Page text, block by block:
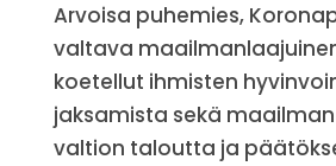
Arvoisa puhemies,
valtava
koetellut ihmisten
jaksamista sekä
valtion taloutta ja